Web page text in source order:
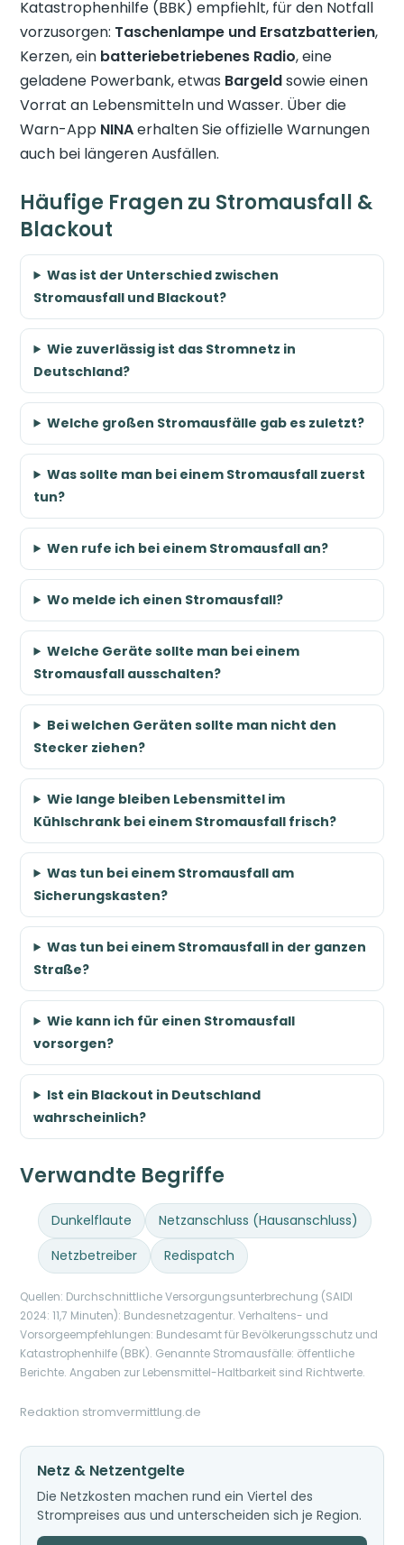
Katastrophenhilfe (BBK) empfiehlt, für den Notfall
vorzusorgen: Taschenlampe und Ersatzbatterien,
Kerzen, ein batteriebetriebenes Radio, eine
geladene Powerbank, etwas Bargeldsowie einen
Vorrat an Lebensmitteln und Wasser. Über die
Warn-App NINAerhalten Sie offizielle Warnungen
auch bei längeren Ausfällen.
Häufige Fragen zu Stromausfall &
Blackout
Was ist der Unterschied zwischen
Stromausfall und Blackout?
Wie zuverlässig ist das Stromnetz in
Deutschland?
Welche großen Stromausfälle gab es zuletzt?
Was sollte man bei einem Stromausfall zuerst
tun?
Wen rufe ich bei einem Stromausfall an?
Wo melde ich einen Stromausfall?
Welche Geräte sollte man bei einem
Stromausfall ausschalten?
Bei welchen Geräten sollte man nicht den
Stecker ziehen?
Wie lange bleiben Lebensmittel im
Kühlschrank bei einem Stromausfall frisch?
Was tun bei einem Stromausfall am
Sicherungskasten?
Was tun bei einem Stromausfall in der ganzen
Straße?
Wie kann ich für einen Stromausfall
vorsorgen?
Ist ein Blackout in Deutschland
wahrscheinlich?
Verwandte Begriffe
Dunkelflaute
Netzanschluss (Hausanschluss)
Netzbetreiber
Redispatch
Quellen: Durchschnittliche Versorgungsunterbrechung (SAIDI
2024: 11,7 Minuten): Bundesnetzagentur. Verhaltens- und
Vorsorgeempfehlungen: Bundesamt für Bevölkerungsschutz und
Katastrophenhilfe (BBK). Genannte Stromausfälle: öffentliche
Berichte. Angaben zur Lebensmittel-Haltbarkeit sind Richtwerte.
Redaktion stromvermittlung.de
Netz & Netzentgelte
Die Netzkosten machen rund ein Viertel des
Strompreises aus und unterscheiden sich je Region.